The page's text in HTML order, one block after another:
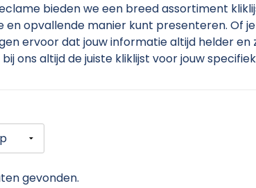
bieden we een breed assortiment
en opvallende manier kunt presenteren. Of
ervoor dat jouw informatie altijd helder
bij ons altijd de juiste kliklijst voor jouw
gevonden.